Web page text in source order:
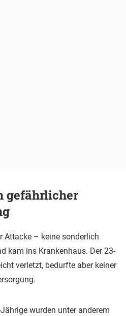
gefährlicher
Attacke – keine sonderlich
kam ins Krankenhaus. Der 23-
verletzt, bedurfte aber keiner
wurden unter anderem